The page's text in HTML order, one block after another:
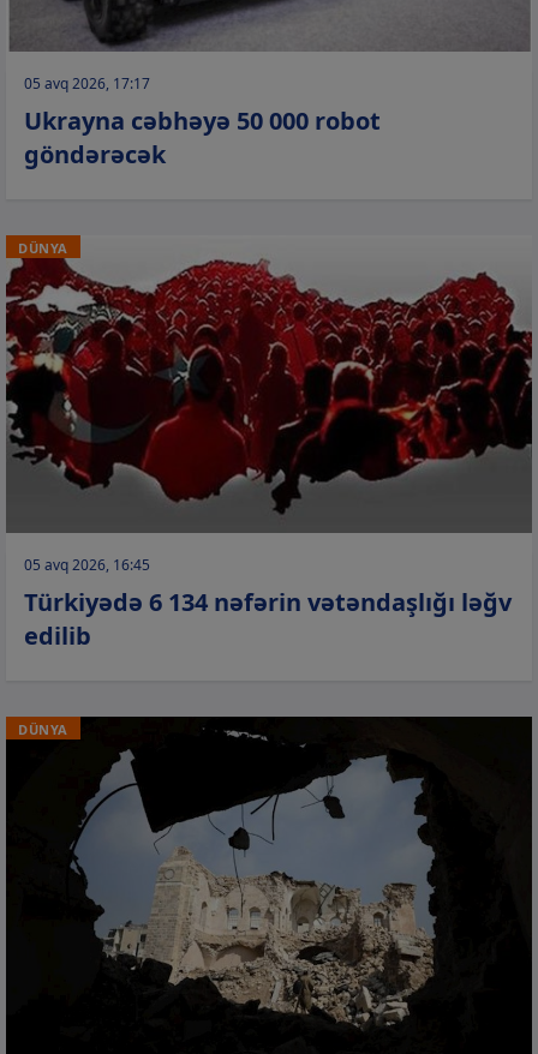
05 avq 2026, 17:17
Ukrayna cəbhəyə 50 000 robot
göndərəcək
DÜNYA
05 avq 2026, 16:45
Türkiyədə 6 134 nəfərin vətəndaşlığı ləğv
edilib
DÜNYA